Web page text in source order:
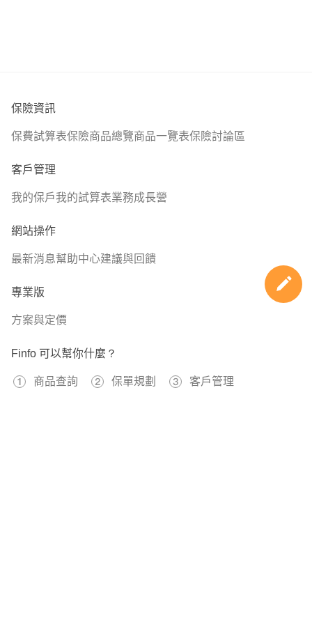
保險資訊
保費試算表保險商品總覽商品一覽表保險討論區
客戶管理
我的保戶我的試算表業務成長營
網站操作
最新消息幫助中心建議與回饋
專業版
方案與定價
Finfo 可以幫你什麼？
商品查詢 保單規劃 客戶管理